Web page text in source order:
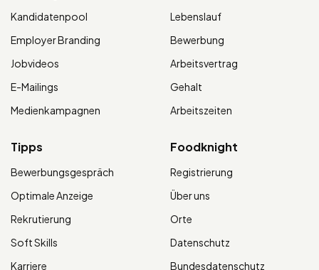
Kandidatenpool
Employer Branding
Jobvideos
E-Mailings
Medienkampagnen
Lebenslauf
Bewerbung
Arbeitsvertrag
Gehalt
Arbeitszeiten
Tipps
Bewerbungsgespräch
Optimale Anzeige
Rekrutierung
Soft Skills
Karriere
Foodknight
Registrierung
Über uns
Orte
Datenschutz
Bundesdatenschutz